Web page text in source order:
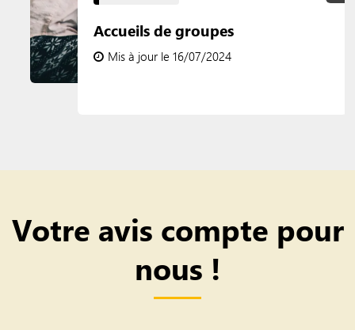
Accueils de groupes
Mis à jour le 16/07/2024
Votre avis compte pour
nous !